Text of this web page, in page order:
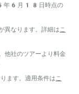
年6月18日時点の
なります。詳細は こ
社のツアーより料金
す。適用条件は こ